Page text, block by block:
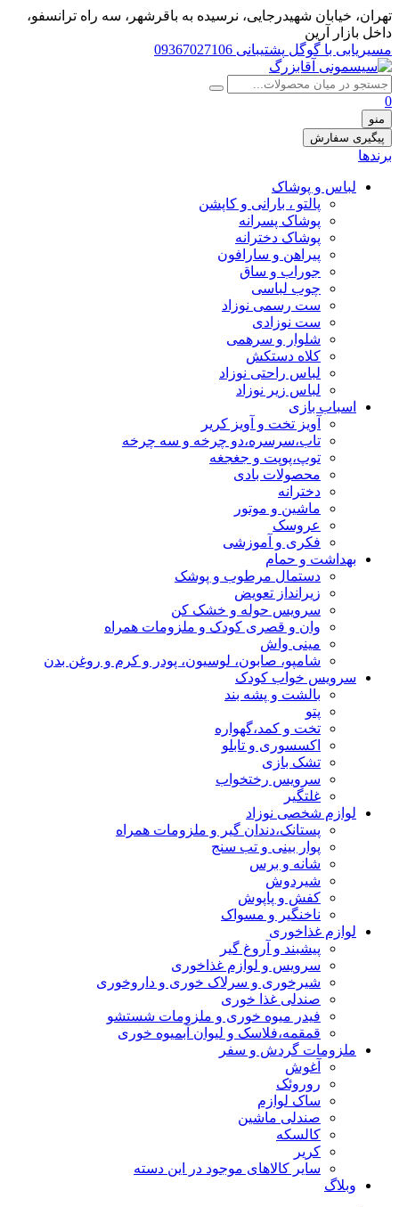
تهران، خيابان شهيدرجايى، نرسیده به باقرشهر، سه راه ترانسفو،
داخل بازار آرین
مسیریابی با گوگل پشتیبانی 09367027106
0
منو
پیگیری سفارش
برندها
لباس و پوشاک
پالتو ، بارانی و کاپشن
پوشاک پسرانه
پوشاک دخترانه
پیراهن و سارافون
جوراب و ساق
چوب لباسی
ست رسمی نوزاد
ست نوزادی
شلوار و سرهمی
کلاه دستکش
لباس راحتی نوزاد
لباس زیر نوزاد
اسباب بازی
آویز تخت و آویز کریر
تاب،سرسره،دو چرخه و سه چرخه
توپ،پوپت و جغجغه
محصولات بادی
دخترانه
ماشین و موتور
عروسک
فکری و آموزشی
بهداشت و حمام
دستمال مرطوب و پوشک
زیرانداز تعویض
سرویس حوله و خشک کن
وان و قصری کودک و ملزومات همراه
مینی واش
شامپو، صابون، لوسیون، پودر و کرم و روغن بدن
سرویس خواب کودک
بالشت و پشه بند
پتو
تخت و کمد،گهواره
اکسسوری و تابلو
تشک بازی
سرویس رختخواب
غلتگیر
لوازم شخصی نوزاد
پستانک،دندان گیر و ملزومات همراه
پوار بینی و تب سنج
شانه و برس
شیردوش
کفش و پاپوش
ناخنگیر و مسواک
لوازم غذاخوری
پیشبند و آروغ گیر
سرویس و لوازم غذاخوری
شیرخوری و سرلاک خوری و داروخوری
صندلی غذا خوری
فیدر میوه خوری و ملزومات شستشو
قمقمه،فلاسک و لیوان آبمیوه خوری
ملزومات گردش و سفر
آغوش
روروئک
ساک لوازم
صندلی ماشین
کالسکه
کریر
سایر کالاهای موجود در این دسته
وبلاگ